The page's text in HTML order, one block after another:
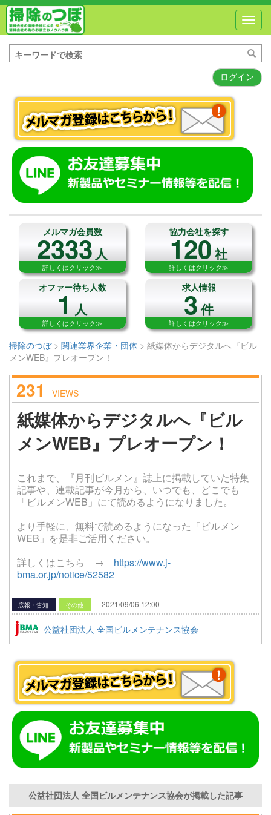
ログイン
メルマガ会員数
2333人
詳しくはクリック≫
協力会社を探す
120社
詳しくはクリック≫
オファー待ち人数
1人
詳しくはクリック≫
求人情報
3件
詳しくはクリック≫
掃除のつぼ> 関連業界企業・団体 > 紙媒体からデジタルへ『ビル
メンWEB』プレオープン！
231 VIEWS
紙媒体からデジタルへ『ビル
メンWEB』プレオープン！
これまで、『月刊ビルメン』誌上に掲載していた特集
記事や、連載記事が今月から、いつでも、どこでも
「ビルメンWEB」にて読めるようになりました。
より手軽に、無料で読めるようになった「ビルメン
WEB」を是非ご活用ください。
詳しくはこちら → https://www.j-
bma.or.jp/notice/52582
広報・告知 その他 2021/09/06 12:00
公益社団法人 全国ビルメンテナンス協会
公益社団法人 全国ビルメンテナンス協会が掲載した記事